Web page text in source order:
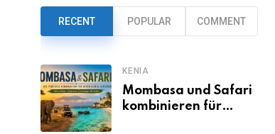
RECENT POPULAR COMMENT
KENIA
Mombasa und Safari
kombinieren für